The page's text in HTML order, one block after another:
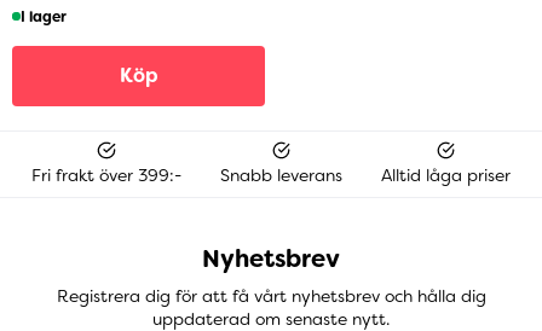
I lager
Köp
Fri frakt över 399:- Snabb leverans Alltid låga priser
Nyhetsbrev
Registrera dig för att få vårt nyhetsbrev och hålla dig
uppdaterad om senaste nytt.